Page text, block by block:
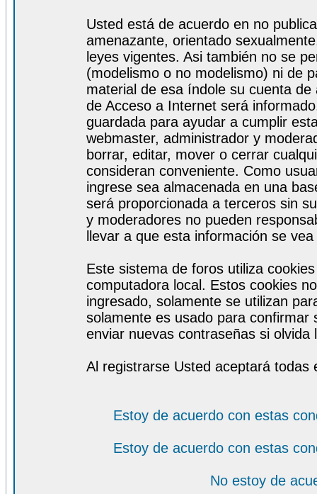
Usted está de acuerdo en no
amenazante, orientado
leyes vigentes. Asi también no se
(modelismo o no modelismo) ni de
material de esa índole su cuenta
de Acceso a Internet será
guardada para ayudar a cumplir
webmaster, administrador y
borrar, editar, mover o cerrar
consideran conveniente. Como
ingrese sea almacenada en una
será proporcionada a terceros sin
y moderadores no pueden
llevar a que esta información se
Este sistema de foros utiliza
computadora local. Estos cookies
ingresado, solamente se utilizan
solamente es usado para
enviar nuevas contraseñas si olvida
Al registrarse Usted aceptará todas
Estoy de acuerdo con estas
Estoy de acuerdo con estas
No estoy de